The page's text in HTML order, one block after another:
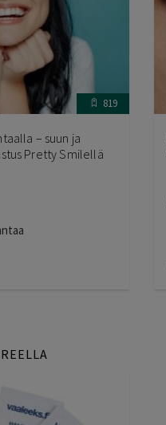
819
– suun ja
Pretty Smilellä